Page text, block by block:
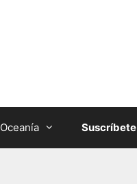
Oceanía Suscríbete